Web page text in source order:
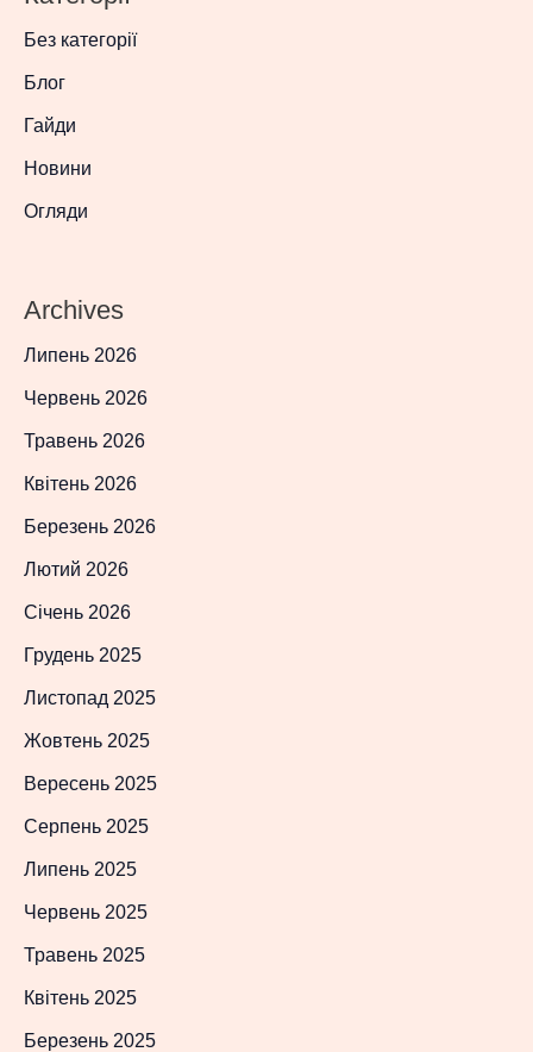
Без категорії
Блог
Гайди
Новини
Огляди
Archives
Липень 2026
Червень 2026
Травень 2026
Квітень 2026
Березень 2026
Лютий 2026
Січень 2026
Грудень 2025
Листопад 2025
Жовтень 2025
Вересень 2025
Серпень 2025
Липень 2025
Червень 2025
Травень 2025
Квітень 2025
Березень 2025